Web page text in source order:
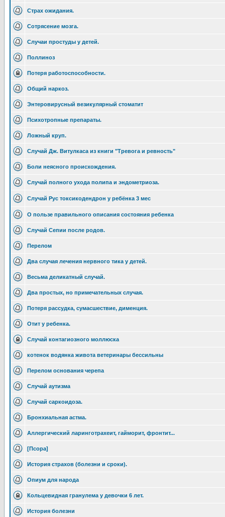
Страх ожидания.
Сотрясение мозга.
Случаи простуды у детей.
Поллиноз
Потеря работоспособности.
Общий наркоз.
Энтеровирусный везикулярный стоматит
Психотропные препараты.
Ложный круп.
Случай Дж. Витулкаса из книги "Тревога и ревность"
Боли неясного происхождения.
Случай полного ухода полипа и эндометриоза.
Случай Рус токсикодендрон у ребёнка 3 мес
О пользе правильного описания состояния ребенка
Случай Сепии после родов.
Перелом
Два случая лечения нервного тика у детей.
Весьма деликатный случай.
Два простых, но примечательных случая.
Потеря рассудка, сумасшествие, дименция.
Отит у ребенка.
Случай контагиозного моллюска
котенок водянка живота ветеринары бессильны
Перелом основания черепа
Случай аутизма
Случай саркоидоза.
Бронхиальная астма.
Аллергический ларинготрахеит, гайморит, фронтит...
[Псора]
История страхов (болезни и сроки).
Опиум для народа
Кольцевидная гранулема у девочки 6 лет.
История болезни